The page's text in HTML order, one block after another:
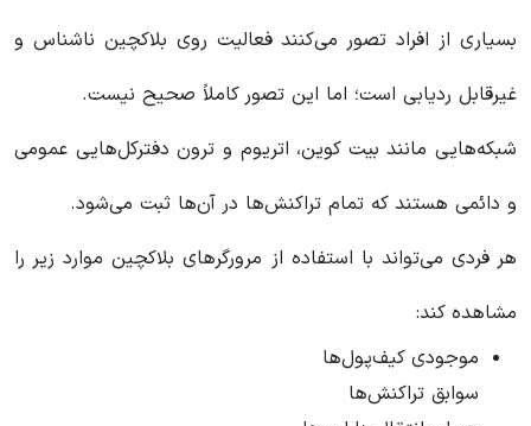
بسیاری از افراد تصور می‌کنند فعالیت روی بلاکچین ناشناس و
غیرقابل ردیابی است؛ اما این تصور کاملاً صحیح نیست.
شبکه‌هایی مانند بیت کوین، اتریوم و ترون دفترکل‌هایی عمومی
و دائمی هستند که تمام تراکنش‌ها در آن‌ها ثبت می‌شود.
هر فردی می‌تواند با استفاده از مرورگرهای بلاکچین موارد زیر را
مشاهده کند:
موجودی کیف‌پول‌ها
سوابق تراکنش‌ها